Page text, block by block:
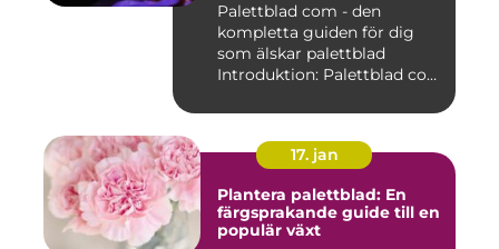
Palettblad com - den
kompletta guiden för dig
som älskar palettblad
Introduktion: Palettblad com
17. jan
Plantera palettblad: En
färgsprakande guide till en
populär växt